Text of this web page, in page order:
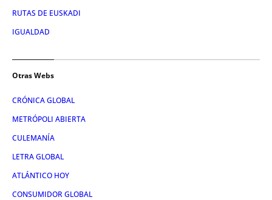
RUTAS DE EUSKADI
IGUALDAD
Otras Webs
CRÓNICA GLOBAL
METRÓPOLI ABIERTA
CULEMANÍA
LETRA GLOBAL
ATLÁNTICO HOY
CONSUMIDOR GLOBAL